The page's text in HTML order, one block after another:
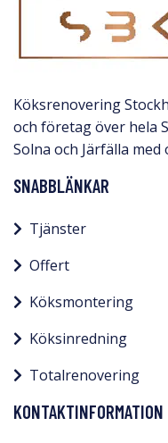
Köksrenovering
och företag över hela
Solna och Järfälla med
SNABBLÄNKAR
Tjänster
Offert
Köksmontering
Köksinredning
Totalrenovering
KONTAKTINFORMATION